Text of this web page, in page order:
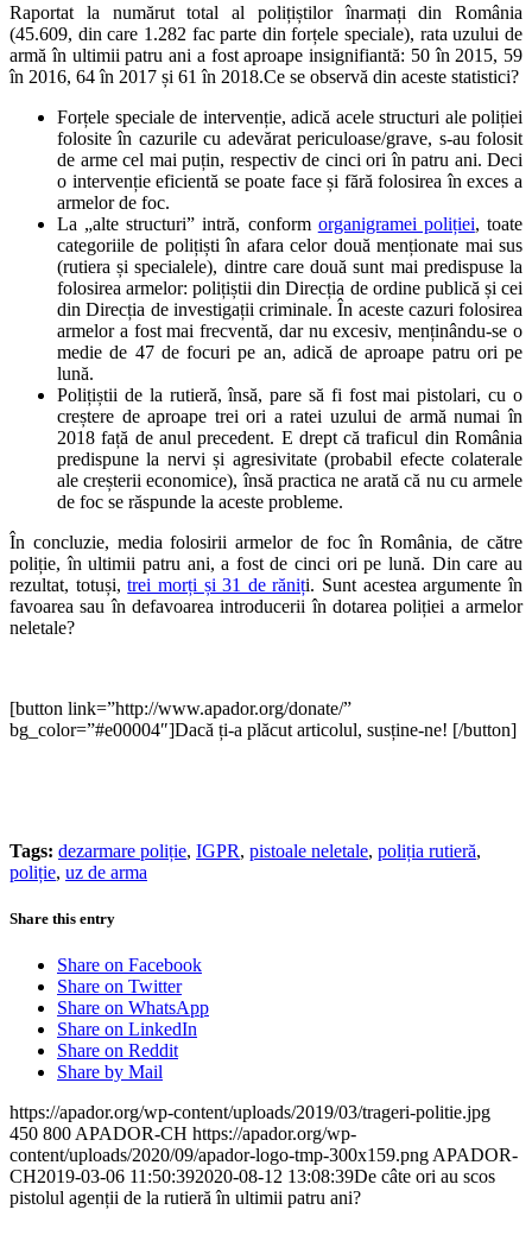
Raportat la numărut total al polițiștilor înarmați din România
(45.609, din care 1.282 fac parte din forțele speciale), rata uzului de
armă în ultimii patru ani a fost aproape insignifiantă: 50 în 2015, 59
în 2016, 64 în 2017 și 61 în 2018.Ce se observă din aceste statistici?
Forțele speciale de intervenție, adică acele structuri ale poliției
folosite în cazurile cu adevărat periculoase/grave, s-au folosit
de arme cel mai puțin, respectiv de cinci ori în patru ani. Deci
o intervenție eficientă se poate face și fără folosirea în exces a
armelor de foc.
La „alte structuri” intră, conform organigramei poliției, toate
categoriile de polițiști în afara celor două menționate mai sus
(rutiera și specialele), dintre care două sunt mai predispuse la
folosirea armelor: polițiștii din Direcția de ordine publică și cei
din Direcția de investigații criminale. În aceste cazuri folosirea
armelor a fost mai frecventă, dar nu excesiv, menținându-se o
medie de 47 de focuri pe an, adică de aproape patru ori pe
lună.
Polițiștii de la rutieră, însă, pare să fi fost mai pistolari, cu o
creștere de aproape trei ori a ratei uzului de armă numai în
2018 față de anul precedent. E drept că traficul din România
predispune la nervi și agresivitate (probabil efecte colaterale
ale creșterii economice), însă practica ne arată că nu cu armele
de foc se răspunde la aceste probleme.
În concluzie, media folosirii armelor de foc în România, de către
poliție, în ultimii patru ani, a fost de cinci ori pe lună. Din care au
rezultat, totuși,trei morți și 31 de răniți. Sunt acestea argumente în
favoarea sau în defavoarea introducerii în dotarea poliției a armelor
neletale?
[button link=”http://www.apador.org/donate/”
bg_color=”#e00004″]Dacă ți-a plăcut articolul, susține-ne! [/button]
Tags: dezarmare poliție, IGPR, pistoale neletale, poliția rutieră,
poliție, uz de arma
Share this entry
Share on Facebook
Share on Twitter
Share on WhatsApp
Share on LinkedIn
Share on Reddit
Share by Mail
https://apador.org/wp-content/uploads/2019/03/trageri-politie.jpg
450 800 APADOR-CH https://apador.org/wp-
content/uploads/2020/09/apador-logo-tmp-300x159.png APADOR-
CH2019-03-06 11:50:392020-08-12 13:08:39De câte ori au scos
pistolul agenții de la rutieră în ultimii patru ani?